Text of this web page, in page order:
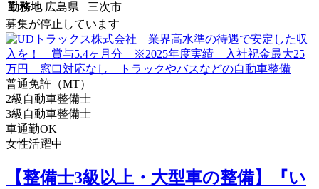
勤務地 広島県 三次市
募集が停止しています
普通免許（MT）
2級自動車整備士
3級自動車整備士
車通勤OK
女性活躍中
【整備士3級以上・大型車の整備】『い